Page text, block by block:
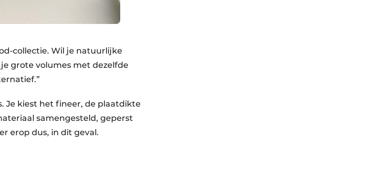
collectie. Wil je natuurlijke
grote volumes met dezelfde
Je kiest het fineer, de plaatdikte
samengesteld, geperst
erop dus, in dit geval.